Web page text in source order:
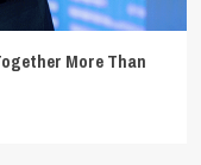
More Than